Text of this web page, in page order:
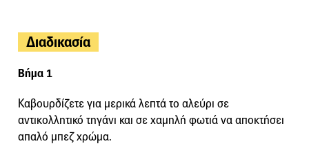
Διαδικασία
Βήμα 1
Καβουρδίζετε για μερικά λεπτά το αλεύρι σε
αντικολλητικό τηγάνι και σε χαμηλή φωτιά να αποκτήσει
απαλό μπεζ χρώμα.